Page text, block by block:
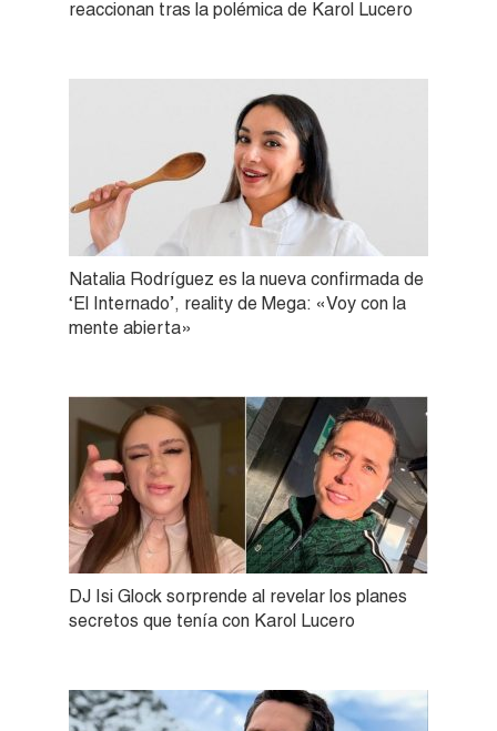
reaccionan tras la polémica de Karol Lucero
Natalia Rodríguez es la nueva confirmada de
‘El Internado’, reality de Mega: «Voy con la
mente abierta»
DJ Isi Glock sorprende al revelar los planes
secretos que tenía con Karol Lucero